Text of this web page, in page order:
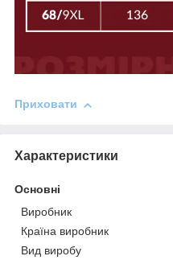
Приховати
Характеристики
Основні
Виробник
Країна виробник
Вид виробу